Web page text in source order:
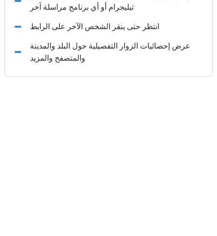
تيليجرام أو أي برنامج مراسلة آخر
انتظر حتى ينقر الشخص الآخر على الرابط
عرض إحصائيات الزوار التفصيلية حول البلد والمدينة
والمتصفح والمزيد